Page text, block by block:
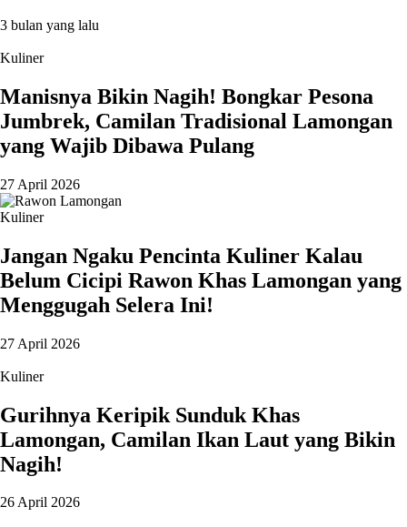
3 bulan yang lalu
Kuliner
Manisnya Bikin Nagih! Bongkar Pesona
Jumbrek, Camilan Tradisional Lamongan
yang Wajib Dibawa Pulang
27 April 2026
Kuliner
Jangan Ngaku Pencinta Kuliner Kalau
Belum Cicipi Rawon Khas Lamongan yang
Menggugah Selera Ini!
27 April 2026
Kuliner
Gurihnya Keripik Sunduk Khas
Lamongan, Camilan Ikan Laut yang Bikin
Nagih!
26 April 2026